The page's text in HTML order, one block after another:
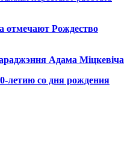
отмечают Рождество
Адама Міцкевіча
летию со дня рождения